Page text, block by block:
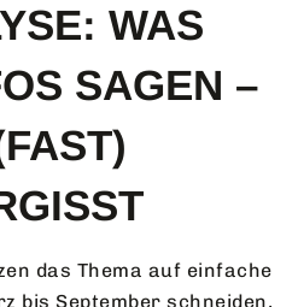
WAS
SAGEN –
das Thema auf einfache
bis September schneiden,